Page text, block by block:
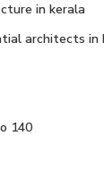
in kerala
architects in
140